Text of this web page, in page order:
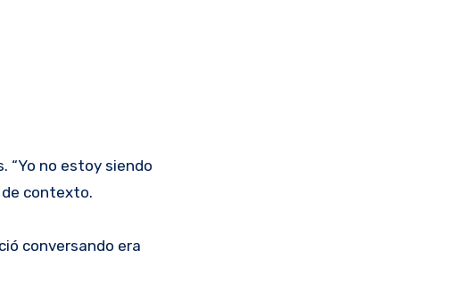
“Yo no estoy siendo
de contexto.
conversando era